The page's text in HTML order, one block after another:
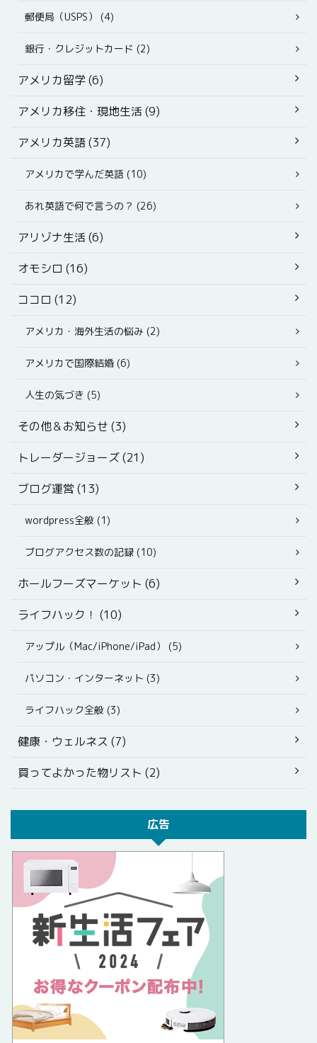
郵便局（USPS） (4)
銀行・クレジットカード (2)
アメリカ留学 (6)
アメリカ移住・現地生活 (9)
アメリカ英語 (37)
アメリカで学んだ英語 (10)
あれ英語で何で言うの？ (26)
アリゾナ生活 (6)
オモシロ (16)
ココロ (12)
アメリカ・海外生活の悩み (2)
アメリカで国際結婚 (6)
人生の気づき (5)
その他＆お知らせ (3)
トレーダージョーズ (21)
ブログ運営 (13)
wordpress全般 (1)
ブログアクセス数の記録 (10)
ホールフーズマーケット (6)
ライフハック！ (10)
アップル（Mac/iPhone/iPad） (5)
パソコン・インターネット (3)
ライフハック全般 (3)
健康・ウェルネス (7)
買ってよかった物リスト (2)
広告